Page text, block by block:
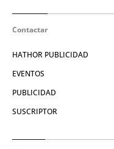
Contactar
HATHOR PUBLICIDAD
EVENTOS
PUBLICIDAD
SUSCRIPTOR